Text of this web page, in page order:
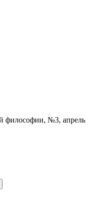
философии, №3, апрель